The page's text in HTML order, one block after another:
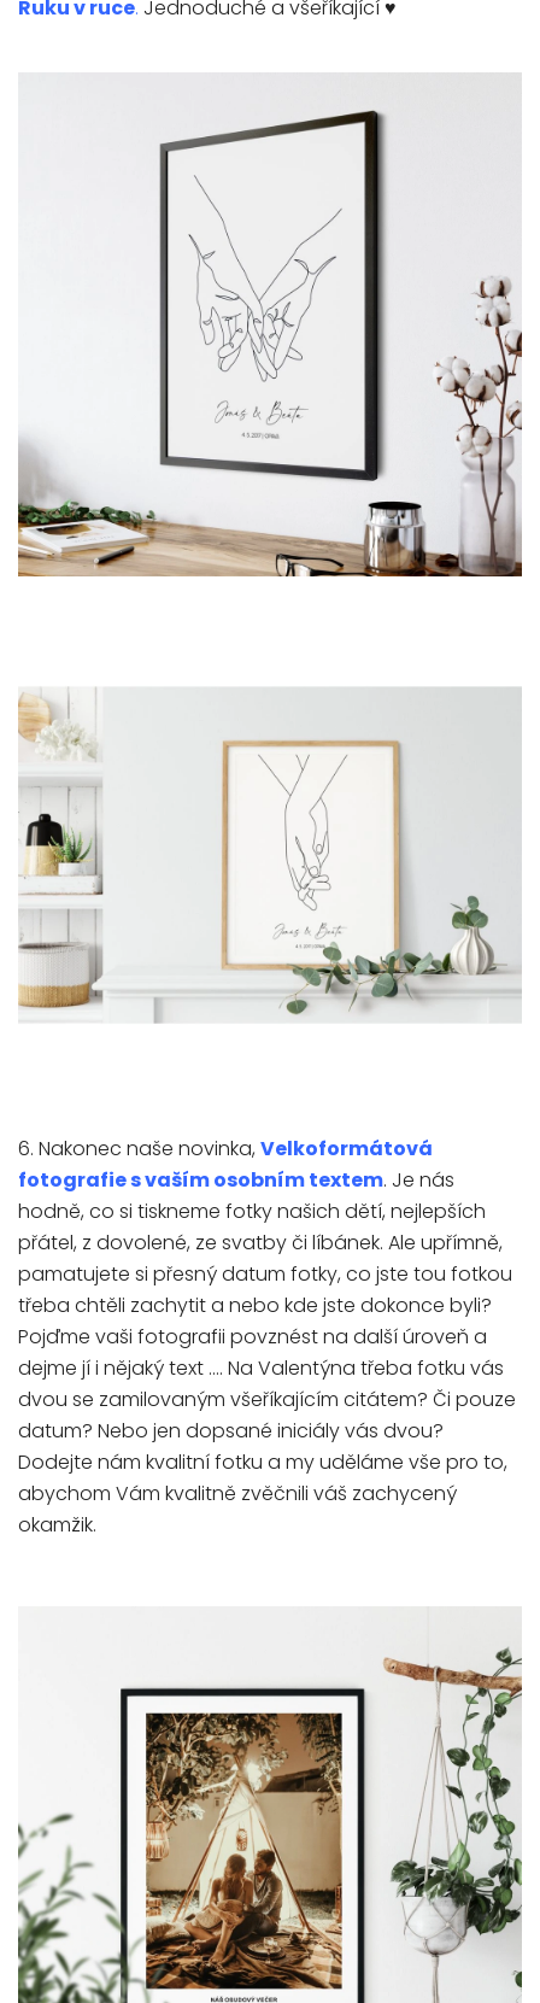
Ruku v ruce. Jednoduché a všeříkající ♥
6. Nakonec naše novinka, Velkoformátová
fotografie s vaším osobním textem. Je nás
hodně, co si tiskneme fotky našich dětí, nejlepších
přátel, z dovolené, ze svatby či líbánek. Ale upřímně,
pamatujete si přesný datum fotky, co jste tou fotkou
třeba chtěli zachytit a nebo kde jste dokonce byli?
Pojďme vaši fotografii povznést na další úroveň a
dejme jí i nějaký text .... Na Valentýna třeba fotku vás
dvou se zamilovaným všeříkajícím citátem? Či pouze
datum? Nebo jen dopsané iniciály vás dvou?
Dodejte nám kvalitní fotku a my uděláme vše pro to,
abychom Vám kvalitně zvěčnili váš zachycený
okamžik.
Odeslat
Powered by chaterimo